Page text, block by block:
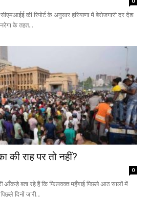
की रिपोर्ट के अनुसार हरियाणा में बेरोजगारी दर देश
के तहत...
की राह पर तो नहीं?
0
आँकड़े बता रहे हैं कि फिलवक्त महँगाई पिछले आठ सालों में
दिनों जारी...